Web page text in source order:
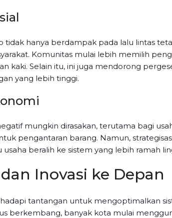
tidak hanya berdampak pada lalu lintas
Komunitas mulai lebih memilih
kaki. Selain itu, ini juga mendorong
yang lebih tinggi.
mungkin dirasakan, terutama bagi
pengantaran barang. Namun,
beralih ke sistem yang lebih ramah
Inovasi ke Depan
tantangan untuk mengoptimalkan
berkembang, banyak kota mulai